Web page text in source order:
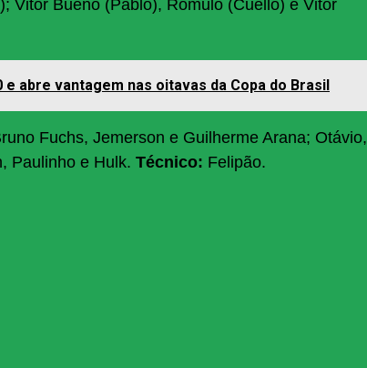
Vitor Bueno (Pablo), Rômulo (Cuello) e Vitor
abre vantagem nas oitavas da Copa do Brasil
Fuchs, Jemerson e Guilherme Arana; Otávio,
Paulinho e Hulk. Técnico: Felipão.